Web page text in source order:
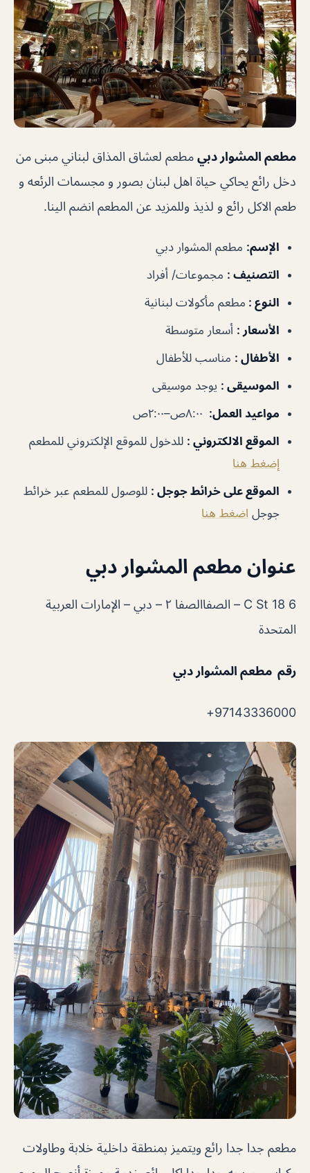
مطعم المشوار دبي مطعم لعشاق المذاق لبناني مبنى من
دخل رائع يحاكي حياة اهل لبنان بصور و مجسمات الرئعه و
طعم الاكل رائع و لذيذ وللمزيد عن المطعم انضم الينا.
الإسم: مطعم المشوار دبي
التصنيف : مجموعات/ أفراد
النوع : مطعم مأكولات لبنانية
الأسعار : أسعار متوسطة
الأطفال : مناسب للأطفال
الموسيقى : يوجد موسيقى
مواعيد العمل:
الموقع الالكتروني : للدخول للموقع الإلكتروني للمطعم
إضغط هنا
الموقع على خرائط جوجل : للوصول للمطعم عبر خرائط
جوجل اضغط هنا
عنوان مطعم المشوار دبي
6 18 C St – الصفاالصفا ٢ – دبي – الإمارات العربية
المتحدة
رقم مطعم المشوار دبي
97143336000+
مطعم جدا جدا رائع ويتميز بمنطقة داخلية خلابة وطاولات